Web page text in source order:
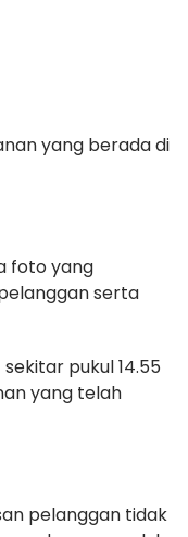
yang berada di
foto yang
serta
pukul 14.55
yang telah
pelanggan tidak